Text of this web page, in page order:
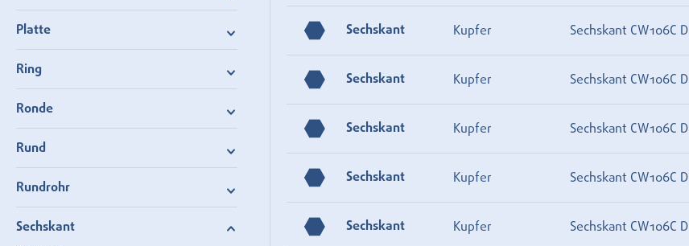
Platte
Ring
Ronde
Rund
Rundrohr
Sechskant
Sechskant Kupfer Sechskant CW106C D
Sechskant Kupfer Sechskant CW106C D
Sechskant Kupfer Sechskant CW106C D
Sechskant Kupfer Sechskant CW106C D
Sechskant Kupfer Sechskant CW106C D